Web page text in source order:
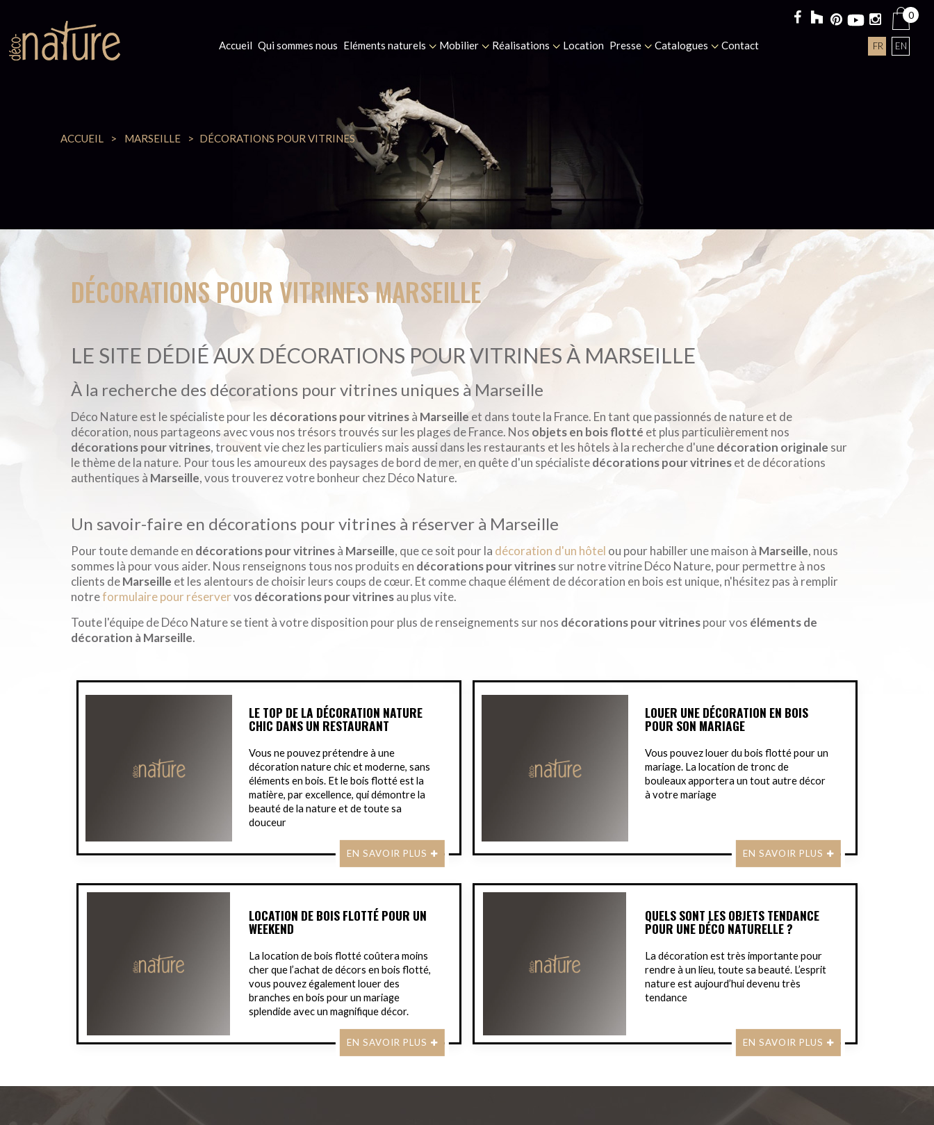
Accueil Qui sommes nous Eléments naturels Mobilier Réalisations Location Presse Catalogues Contact FR EN
0
ACCUEIL MARSEILLE DÉCORATIONS POUR VITRINES
DÉCORATIONS POUR VITRINES MARSEILLE
LE SITE DÉDIÉ AUX DÉCORATIONS POUR VITRINES À MARSEILLE
À la recherche des décorations pour vitrines uniques à Marseille
Déco Nature est le spécialiste pour les décorations pour vitrinesà Marseille et dans toute la France. En tant que passionnés de nature et de
décoration, nous partageons avec vous nos trésors trouvés sur les plages de France. Nos objets en bois flotté et plus particulièrement nos
décorations pour vitrines, trouvent vie chez les particuliers mais aussi dans les restaurants et les hôtels à la recherche d'unedécoration originale sur
le thème de la nature. Pour tous les amoureux des paysages de bord de mer, en quête d'un spécialistedécorations pour vitrineset de décorations
authentiques à Marseille, vous trouverez votre bonheur chez Déco Nature.
Un savoir-faire en décorations pour vitrines à réserver à Marseille
Pour toute demande en décorations pour vitrinesà Marseille, que ce soit pour la décoration d'un hôtel ou pour habiller une maison à Marseille, nous
sommes là pour vous aider. Nous renseignons tous nos produits en décorations pour vitrinessur notre vitrine Déco Nature, pour permettre à nos
clients deMarseille et les alentours de choisir leurs coups de cœur. Et comme chaque élément de décoration en bois est unique, n'hésitez pas à remplir
notreformulaire pour réservervos décorations pour vitrinesau plus vite.
Toute l'équipe de Déco Nature se tient à votre disposition pour plus de renseignements sur nos décorations pour vitrinespour vos éléments de
décoration à Marseille.
LE TOP DE LA DÉCORATION NATURE
CHIC DANS UN RESTAURANT
Vous ne pouvez prétendre à une
décoration nature chic et moderne, sans
éléments en bois. Et le bois flotté est la
matière, par excellence, qui démontre la
beauté de la nature et de toute sa
douceur
EN SAVOIR PLUS
LOUER UNE DÉCORATION EN BOIS
POUR SON MARIAGE
Vous pouvez louer du bois flotté pour un
mariage. La location de tronc de
bouleaux apportera un tout autre décor
à votre mariage
EN SAVOIR PLUS
LOCATION DE BOIS FLOTTÉ POUR UN
WEEKEND
La location de bois flotté coûtera moins
cher que l’achat de décors en bois flotté,
vous pouvez également louer des
branches en bois pour un mariage
splendide avec un magnifique décor.
EN SAVOIR PLUS
QUELS SONT LES OBJETS TENDANCE
POUR UNE DÉCO NATURELLE ?
La décoration est très importante pour
rendre à un lieu, toute sa beauté. L’esprit
nature est aujourd’hui devenu très
tendance
EN SAVOIR PLUS